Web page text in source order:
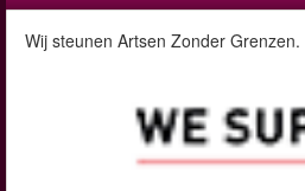
Wij steunen Artsen Zonder Grenzen.